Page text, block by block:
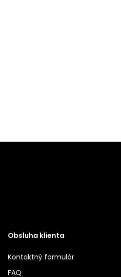
Obsluha klienta
Kontaktný formulár
FAQ